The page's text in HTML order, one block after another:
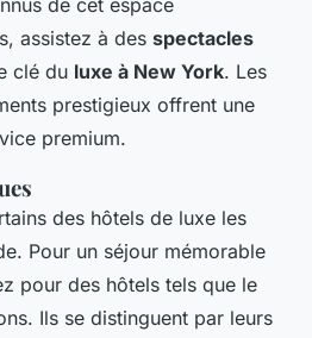
de cet espace
assistez à des spectacles
clé du luxe à New York. Les
prestigieux offrent une
premium.
des hôtels de luxe les
Pour un séjour mémorable
pour des hôtels tels que le
Ils se distinguent par leurs